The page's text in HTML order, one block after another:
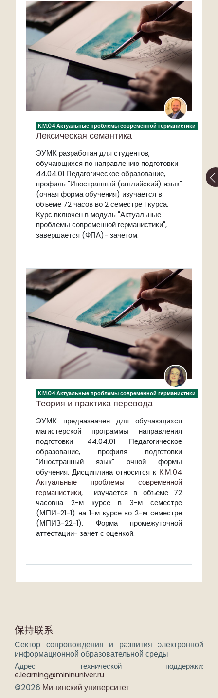
К.М.04 Актуальные проблемы современной германистики
Лексическая семантика
ЭУМК разработан для студентов,
обучающихся по направлению подготовки
44.04.01 Педагогическое образование,
профиль "Иностранный (английский) язык"
(очная форма обучения) изучается в
объеме 72 часов во 2 семестре 1 курса.
Курс включен в модуль "Актуальные
проблемы современной германистики",
завершается (ФПА)- зачетом.
К.М.04 Актуальные проблемы современной германистики
Теория и практика перевода
ЭУМК предназначен для обучающихся
магистерской программы направления
подготовки 44.04.01 Педагогическое
образование, профиля подготовки
"Иностранный язык" очной формы
обучения. Дисциплина относится к К.М.04
Актуальные проблемы современной
германистики, изучается в объеме 72
часовна 2-м курсе в 3-м семестре
(МПИ-21-1) на 1-м курсе во 2-м семестре
(МПИЗ-22-1). Форма промежуточной
аттестации- зачет с оценкой.
保持联系
Сектор сопровождения и развития электронной
информационной образовательной среды
Адрес технической поддержки:
e.learning@mininuniver.ru
©2026 Мининский университет